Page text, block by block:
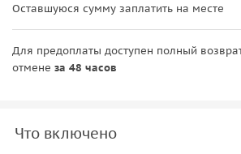
Оставшуюся сумму заплатить на месте
Для предоплаты доступен полный
отмене за 48 часов
Что включено